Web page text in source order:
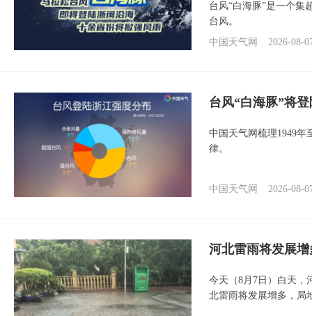
台风“白海豚”是一个集
台风。
中国天气网
2026-08-
台风“白海豚”将
中国天气网梳理1949年
律。
中国天气网 2026-08-
河北雷雨将发展
今天（8月7日）白天，
北雷雨将发展增多，局